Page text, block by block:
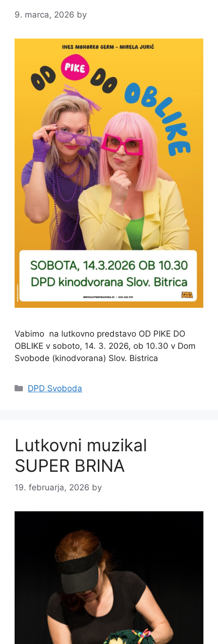
9. marca, 2026 by
Vabimo na lutkovno predstavo OD PIKE DO
OBLIKE v soboto, 14. 3. 2026, ob 10.30 v Dom
Svobode (kinodvorana) Slov. Bistrica
Categories
DPD Svoboda
Lutkovni muzikal
SUPER BRINA
19. februarja, 2026 by